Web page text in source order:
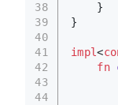
38
39
40
41
42
43
44
    }
}
impl<
fn